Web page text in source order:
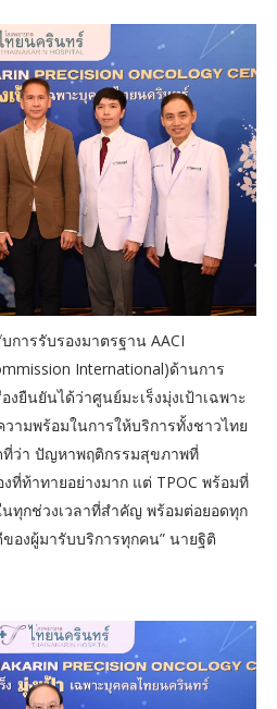
การรับรองมาตรฐาน AACI
International)ด้านการ
งยืนยันได้ว่าศูนย์มะเร็งมุ่งเป้าเฉพาะ
ามพร้อมในการให้บริการทั้งชาวไทย
ว่า ปัญหาพฤติกรรมสุขภาพที่
งที่ท้าทายอย่างมาก แต่ TPOC พร้อมที่
นทุกช่วงเวลาที่สำคัญ พร้อมต่อยอดทุก
องผู้มารับบริการทุกคน” นายฐิติ